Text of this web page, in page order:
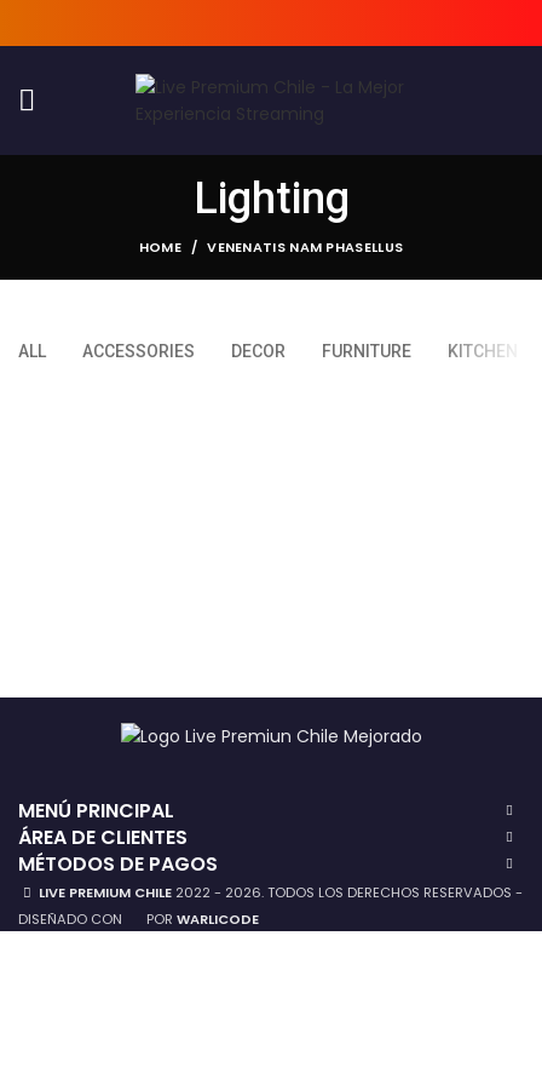
Lighting
HOME VENENATIS NAM PHASELLUS
ALL ACCESSORIES DECOR FURNITURE KITCHEN
MENÚ PRINCIPAL
ÁREA DE CLIENTES
MÉTODOS DE PAGOS
LIVE PREMIUM CHILE 2022 - 2026. TODOS LOS DERECHOS RESERVADOS -
DISEÑADO CON
POR WARLICODE